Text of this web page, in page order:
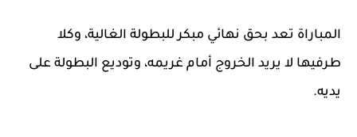
المباراة تعد بحق نهائي مبكر للبطولة الغالية، وكلا
طرفيها لا يريد الخروج أمام غريمه، وتوديع البطولة على
يديه.